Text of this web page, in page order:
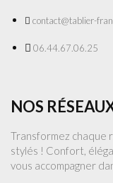
contact@tablier-
06.44.67.06.25
NOS
Transformez chaque
stylés ! Confort,
vous accompagner